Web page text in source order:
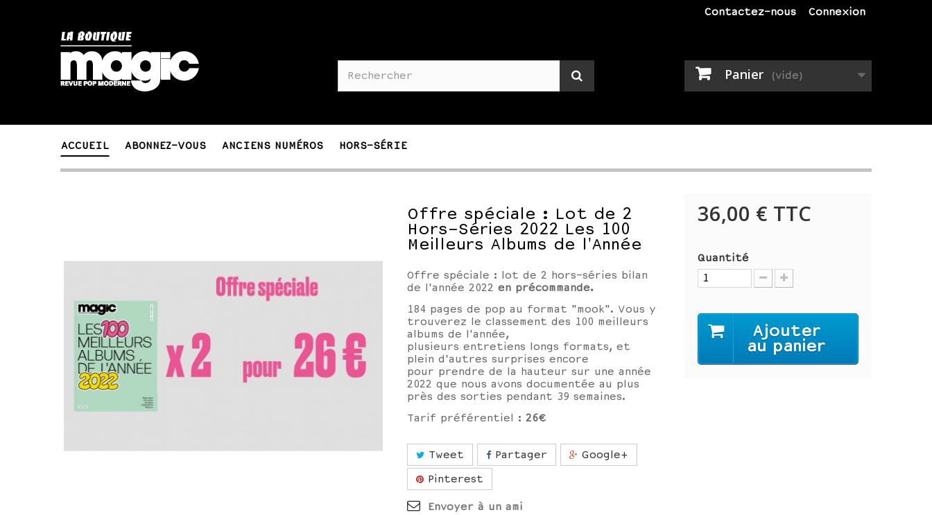
Connexion
Contactez-nous
Panier (vide)
ACCUEIL ABONNEZ-VOUS ANCIENS NUMÉROS HORS-SÉRIE
Offre spéciale : Lot de 2
Hors-Séries 2022 Les 100
Meilleurs Albums de l'Année
Offre spéciale : lot de 2 hors-séries bilan
de l'année 2022 en précommande.
184 pages de pop au format "mook". Vous y
trouverez le classement des 100 meilleurs
albums de l'année,
plusieurs entretiens longs formats, et
plein d'autres surprises encore
pour prendre de la hauteur sur une année
2022 que nous avons documentée au plus
près des sorties pendant 39 semaines.
Tarif préférentiel : 26€
Tweet Partager
Google+
Pinterest
Envoyer à un ami
36,00 € TTC
Quantité
Ajouter
au panier